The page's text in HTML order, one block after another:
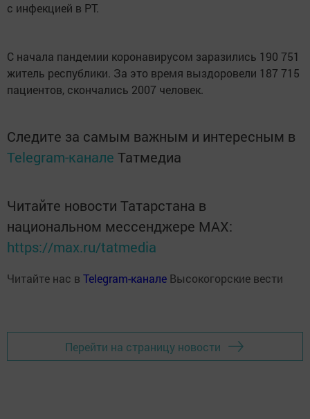
с инфекцией в РТ.
С начала пандемии коронавирусом заразились 190 751
житель республики. За это время выздоровели 187 715
пациентов, скончались 2007 человек.
Следите за самым важным и интересным в
Telegram-канале Татмедиа
Читайте новости Татарстана в
национальном мессенджере MАХ:
https://max.ru/tatmedia
Читайте нас в Telegram-канале Высокогорские вести
Перейти на страницу новости